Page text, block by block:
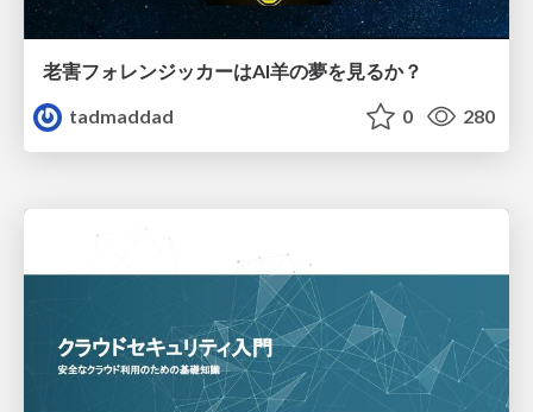
老害フォレンジッカーはAI羊の夢を見るか？
tadmaddad
0 280